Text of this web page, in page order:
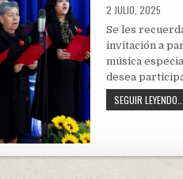
PUBLISHED
DATE:
2 JULIO, 2025
Se les
invitación a
música
desea
SEGUIR LEYENDO...